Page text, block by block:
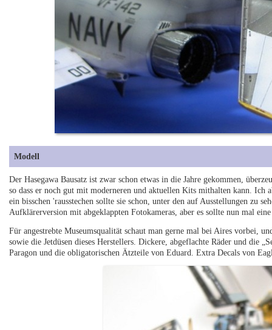
Modell
Der Hasegawa Bausatz ist zwar schon etwas in die Jahre gekommen,
so dass er noch gut mit moderneren und aktuellen Kits mithalten kann. Ich
ein bisschen 'rausstechen sollte sie schon, unter den auf Ausstellungen zu
Aufklärerversion mit abgeklappten Fotokameras, aber es sollte nun mal
Für angestrebte Museumsqualität schaut man gerne mal bei Aires vorbei,
sowie die Jetdüsen dieses Herstellers. Dickere, abgeflachte Räder und die
Paragon und die obligatorischen Ätzteile von Eduard. Extra Decals von